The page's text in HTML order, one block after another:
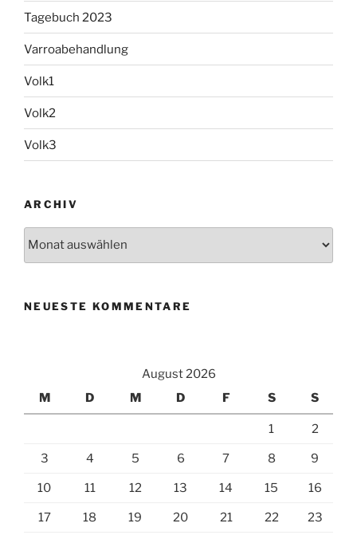
Tagebuch 2023
Varroabehandlung
Volk1
Volk2
Volk3
ARCHIV
NEUESTE KOMMENTARE
August 2026
M
D M D F S S
1 2
3 4 5 6 7 8 9
10 11 12 13 14 15 16
17 18 19 20 21 22 23